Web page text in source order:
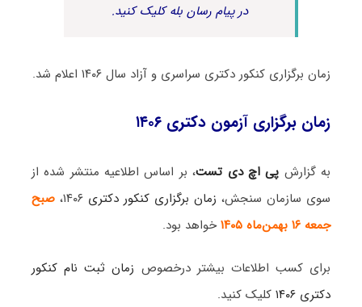
در پیام رسان بله کلیک کنید.
زمان برگزاری کنکور دکتری سراسری و آزاد سال ۱۴۰۶ اعلام شد.
زمان برگزاری آزمون دکتری ۱۴۰۶
به گزارش پی اچ دی تست، بر اساس اطلاعیه منتشر شده از
سوی سازمان سنجش، زمان برگزاری کنکور دکتری
صبح
جمعه ۱۶ بهمن‌ماه ۱۴۰۵
خواهد بود.
برای کسب اطلاعات بیشتر درخصوص زمان ثبت نام کنکور
دکتری ۱۴۰۶
کلیک کنید.